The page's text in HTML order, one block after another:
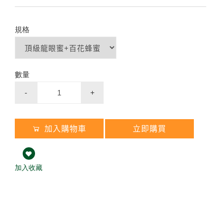
買大送小✦陳釀蜂蜜醋百花蜜
）
蜂蜜枇杷潤喉糖/蜂膠青草硬喉糖
節慶生日送禮 ✦ 精美禮盒
企
業
大
宗
採
購
免
付
費
專
線
0
8
0
0
-
8
9
9
8
2 8
規格
數量
- +
加入購物車 立即購買
加入收藏